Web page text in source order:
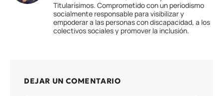
Titularísimos. Comprometido con un periodismo
socialmente responsable para visibilizar y
empoderar a las personas con discapacidad, a los
colectivos sociales y promover la inclusión.
DEJAR UN COMENTARIO